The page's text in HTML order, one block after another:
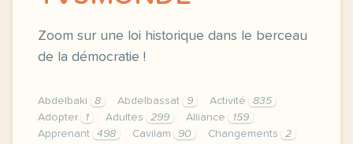
Zoom sur une loi historique dans le berceau
de la démocratie !
Abdelbaki 8 Abdelbassat 9 Activité
835
Adopter
1 Adultes 299 Alliance
159
Apprenant
498 Cavilam 90 Changements
2